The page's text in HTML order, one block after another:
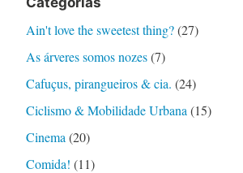
Ain't love the sweetest thing?(27)
As árveres somos nozes(7)
Cafuçus, pirangueiros & cia. (24)
Ciclismo & Mobilidade Urbana (15)
Cinema (20)
Comida! (11)